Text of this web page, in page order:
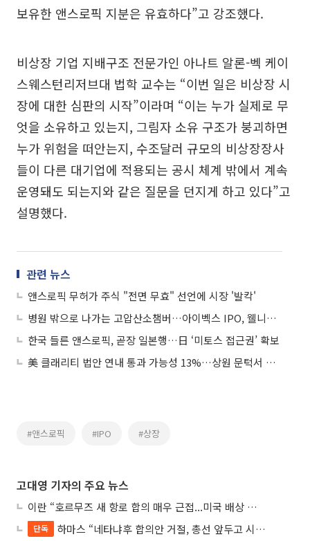
보유한 앤스로픽 지분은 유효하다”고 강조했다.
비상장 기업 지배구조 전문가인 아나트 알론-벡 케이
스웨스턴리저브대 법학 교수는 “이번 일은 비상장 시
장에 대한 심판의 시작”이라며 “이는 누가 실제로 무
엇을 소유하고 있는지, 그림자 소유 구조가 붕괴하면
누가 위험을 떠안는지, 수조달러 규모의 비상장장사
들이 다른 대기업에 적용되는 공시 체계 밖에서 계속
운영돼도 되는지와 같은 질문을 던지게 하고 있다”고
설명했다.
관련 뉴스
앤스로픽 무허가 주식 "전면 무효" 선언에 시장 '발칵'
병원 밖으로 나가는 고압산소챔버…아이벡스 IPO, 웰니스 확장성 시험대
한국 들른 앤스로픽, 곧장 일본행…日 ‘미토스 접근권’ 확보
美 클래리티 법안 연내 통과 가능성 13%…상원 문턱서 제동
#앤스로픽 #IPO #상장
고대영 기자의 주요 뉴스
이란 “호르무즈 새 항로 합의 매우 근접...미국 배상 먼저”
단독
하마스 “네타냐후 합의안 거절, 총선 앞두고 시간 끌기”